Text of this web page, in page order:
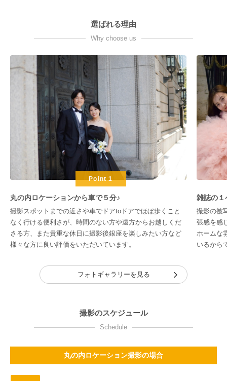
選ばれる理由
Why choose us
Point 1
丸の内ロケーションから車で５分♪
撮影スポットまでの近さや車でドアtoドアでほぼ歩くこと
なく行ける便利さが、時間のない方や遠方からお越しくだ
さる方、また貴重な休日に撮影後銀座を楽しみたい方など
様々な方に良い評価をいただいています。
雑誌の１
撮影の被
張感を感
ホームな
いるから
フォトギャラリーを見る
撮影のスケジュール
Schedule
丸の内ロケーション撮影の場合